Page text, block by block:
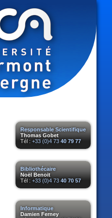
Responsable Scientifique
Thomas Gobet
Tél : +33 (0)4 73 40 79 77
Bibliothécaire
Noël Benoit
Tél : +33 (0)4 73 40 70 57
Informatique
Damien Ferney